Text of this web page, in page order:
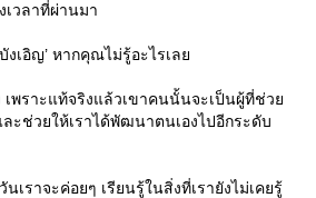
เวลาที่ผ่านมา
งเอิญ’ หากคุณไม่รู้อะไรเล
เพราะแท้จริงแล้วเขาคนนั้นจะเป็นผู้ที่ช่ว
ะช่วยให้เราได้พัฒนาตนเองไปอีกระดับ
เราจะค่อยๆ เรียนรู้ในสิ่งที่เรายังไม่เคยรู้